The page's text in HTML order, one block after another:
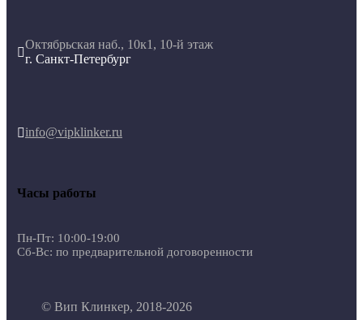

Октябрьская наб., 10к1, 10-й этаж
г. Санкт-Петербург
info@vipklinker.ru
Часы работы
Пн-Пт: 10:00-19:00
Сб-Вс: по предварительной договоренности
© Вип Клинкер, 2018-2026